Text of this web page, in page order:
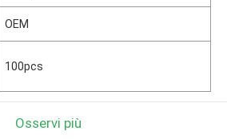
OEM
100pcs
Osservi più